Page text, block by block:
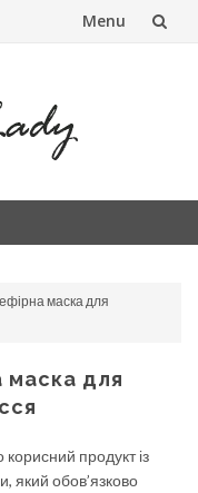
Menu
маска для
маска для
продукт із
який обов’язково